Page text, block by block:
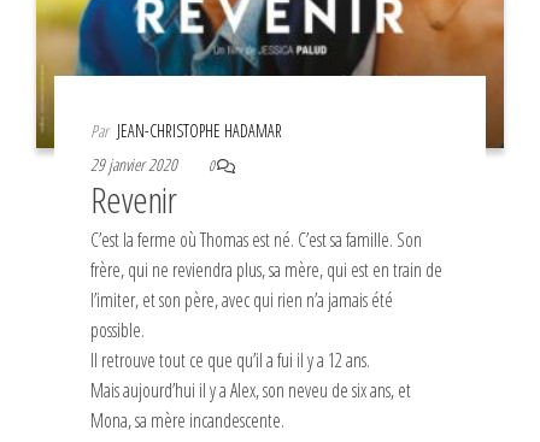
Par JEAN-CHRISTOPHE HADAMAR
29 janvier 2020
0
Revenir
C’est la ferme où Thomas est né. C’est sa famille. Son
frère, qui ne reviendra plus, sa mère, qui est en train de
l’imiter, et son père, avec qui rien n’a jamais été
possible.
Il retrouve tout ce que qu’il a fui il y a 12 ans.
Mais aujourd’hui il y a Alex, son neveu de six ans, et
Mona, sa mère incandescente.